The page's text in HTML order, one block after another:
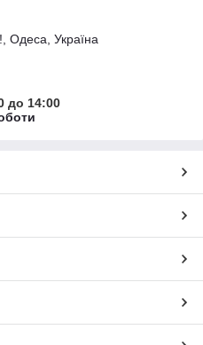
Одеса, Україна
до 14:00